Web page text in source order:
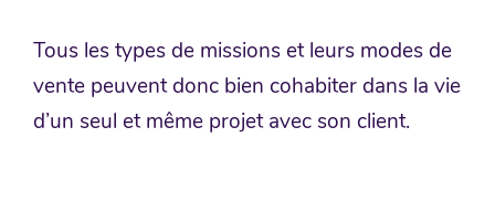
Tous les types de missions et leurs modes de
vente peuvent donc bien cohabiter dans la vie
d’un seul et même projet avec son client.